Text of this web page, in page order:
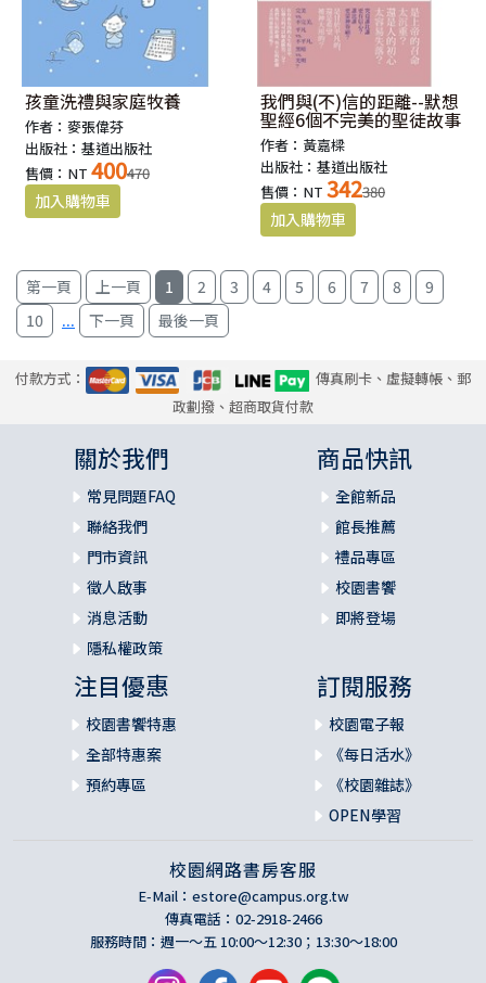
孩童洗禮與家庭牧養
作者：麥張偉芬
出版社：基道出版社
售價：NT 400470
我們與(不)信的距離--默想
聖經6個不完美的聖徒故事
作者：黃嘉樑
出版社：基道出版社
售價：NT 342380
1 2 3 4 5 6 7 8
9
10
...
付款方式：
傳真刷卡、虛擬轉帳、郵
政劃撥、超商取貨付款
關於我們
常見問題FAQ
聯絡我們
門市資訊
徵人啟事
消息活動
隱私權政策
商品快訊
全館新品
館長推薦
禮品專區
校園書饗
即將登場
注目優惠
校園書饗特惠
全部特惠案
預約專區
訂閱服務
校園電子報
《每日活水》
《校園雜誌》
OPEN學習
校園網路書房客服
E-Mail： estore@campus.org.tw
傳真電話：02-2918-2466
服務時間：週一～五 10:00～12:30；13:30～18:00